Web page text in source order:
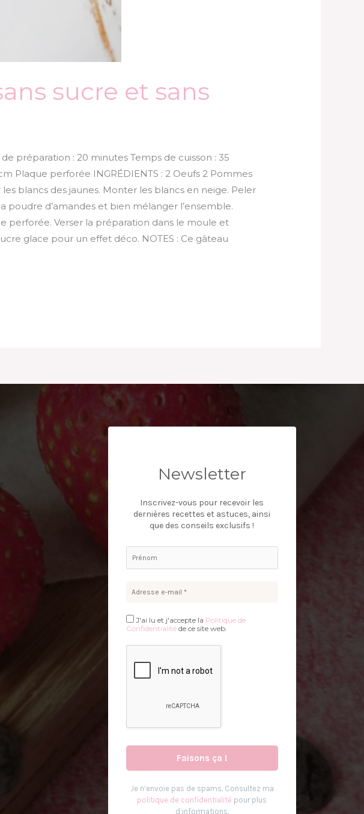
sucre et sans
préparation : 20 minutes Temps de cuisson : 35
Plaque perforée INGRÉDIENTS : 2 Oeufs 2 Pommes
blancs des jaunes. Monter les blancs en neige. Peler
poudre d’amandes et bien mélanger l’ensemble.
perforée. Verser la préparation dans le moule et
glace pour un effet déco. NOTES : Ce gâteau
Newsletter
Inscrivez-vous pour recevoir les
dernières recettes et astuces, ainsi
que des conseils exclusifs !
J'ai lu et j'accepte la Politique de
Confidentialitéde ce site web.
Je n'envoie pas de spams. Consultez ma
politique de confidentialité pour plus
d’informations.